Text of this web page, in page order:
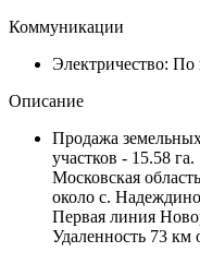
Коммуникации
Электричество: По
Описание
Продажа
участков - 15.58 га.
Московская
около с.
Первая линия
Удаленность 73